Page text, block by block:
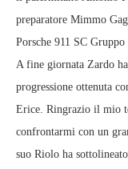
preparatore Mimmo
Porsche 911 SC
A fine giornata Zardo
progressione ottenuta
Erice. Ringrazio il mio
confrontarmi con un
suo Riolo ha